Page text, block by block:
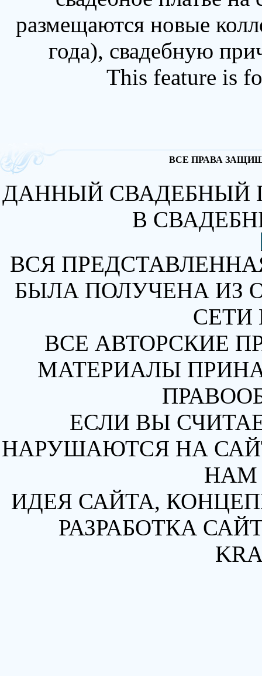
размещаются новые
года), свадебную
This feature is
ВСЕ ПРАВА
ДАННЫЙ СВАДЕБНЫЙ
В
ВСЯ
БЫЛА ПОЛУЧЕНА ИЗ
СЕТИ
ВСЕ АВТОРСКИЕ
МАТЕРИАЛЫ
ЕСЛИ ВЫ
НАРУШАЮТСЯ НА
НАМ
ИДЕЯ САЙТА,
РАЗРАБОТКА